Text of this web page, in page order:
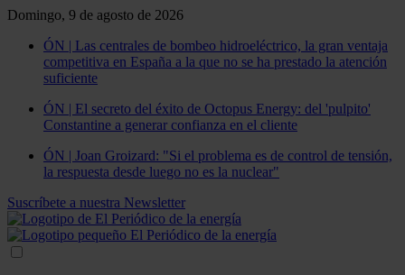
Domingo, 9 de agosto de 2026
ÓN | Las centrales de bombeo hidroeléctrico, la gran ventaja
competitiva en España a la que no se ha prestado la atención
suficiente
ÓN | El secreto del éxito de Octopus Energy: del 'pulpito'
Constantine a generar confianza en el cliente
ÓN | Joan Groizard: "Si el problema es de control de tensión,
la respuesta desde luego no es la nuclear"
Suscríbete a nuestra Newsletter